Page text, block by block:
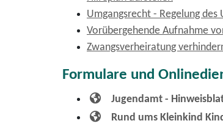
Umgangsrecht - Regelung
Vorübergehende Aufnahme
Zwangsverheiratung
Formulare und
Jugendamt -
Rund ums Kleinkind